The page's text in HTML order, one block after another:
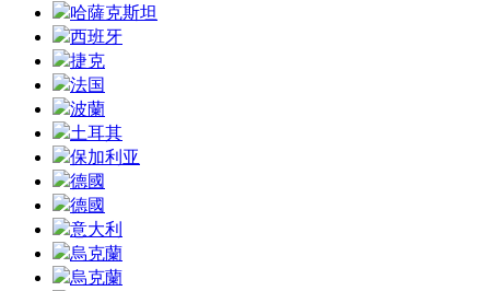
哈薩克斯坦
西班牙
捷克
法国
波蘭
土耳其
保加利亚
德國
德國
意大利
烏克蘭
烏克蘭